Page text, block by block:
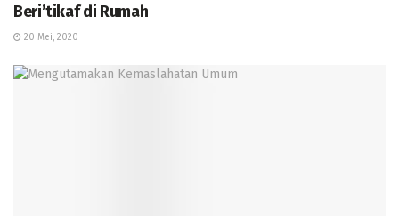
Beri’tikaf di Rumah
20 Mei, 2020